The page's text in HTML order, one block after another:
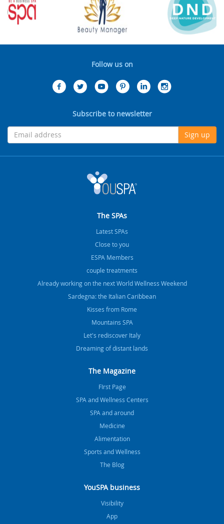
Follow us on
Subscribe to newsletter
Sign up
The SPAs
Latest SPAs
Close to you
ESPA Members
couple treatments
Already working on the next World Wellness Weekend
Sardegna: the Italian Caribbean
Kisses from Rome
Mountains SPA
Let's rediscover Italy
Dreaming of distant lands
The Magazine
FIrst Page
SPA and Wellness Centers
SPA and around
Medicine
Alimentation
Sports and Wellness
The Blog
YouSPA business
Visibility
App